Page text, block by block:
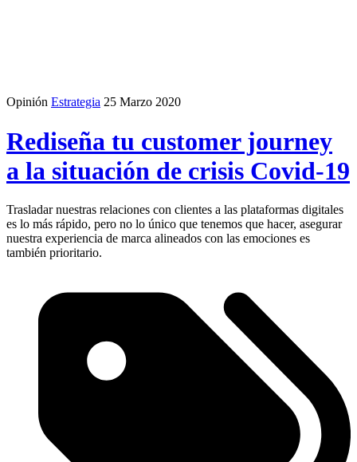
Opinión Estrategia 25 Marzo 2020
Rediseña tu customer journey
a la situación de crisis Covid-19
Trasladar nuestras relaciones con clientes a las plataformas digitales
es lo más rápido, pero no lo único que tenemos que hacer, asegurar
nuestra experiencia de marca alineados con las emociones es
también prioritario.